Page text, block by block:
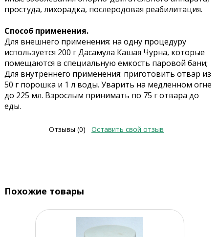
простуда, лихорадка, послеродовая реабилитация.
Способ применения.
Для внешнего применения: на одну процедуру
используется 200 г Дасамула Кашая Чурна, которые
помещаются в специальную емкость паровой бани;
Для внутреннего применения: приготовить отвар из
50 г порошка и 1 л воды. Уварить на медленном огне
до 225 мл. Взрослым принимать по 75 г отвара до
еды.
Отзывы (0) Оставить свой отзыв
Похожие товары